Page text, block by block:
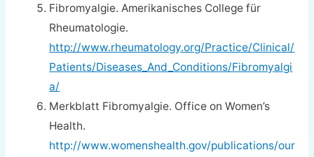
Fibromyalgie. Amerikanisches College für
Rheumatologie.
http://www.rheumatology.org/Practice/Clinical/
Patients/Diseases_And_Conditions/Fibromyalgi
a/
Merkblatt Fibromyalgie. Office on Women’s
Health.
http://www.womenshealth.gov/publications/our